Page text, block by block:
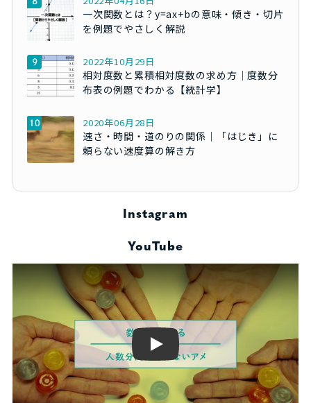
一次関数とは？y=ax+bの意味・傾き・切片
を例題でやさしく解説
2022年10月29日
相対度数と累積相対度数の求め方｜度数分
布表の例題でわかる【統計学】
2020年06月28日
速さ・時間・道のりの関係｜「はじき」に
頼らない速度算の解き方
Instagram
YouTube
Play